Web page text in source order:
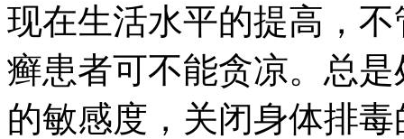
现在生活水平的提高，
癣患者可不能贪凉。总
的敏感度，关闭身体排